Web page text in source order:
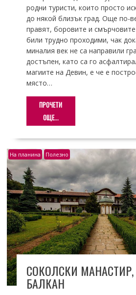
родни туристи, които просто
до някой близък град. Още по-
правят, боровите и
били трудно проходими, чак
миналия век не са направили
достъпен, като са го
магиите на Девин, е че е
място…
ПРОЧЕТИ
ОЩЕ...
На планина Полезно
СОКОЛСКИ МАНАСТИР,
БАЛКАН